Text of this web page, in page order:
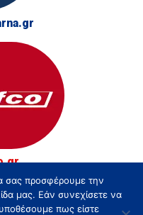
και Δάσος 2026
σας προσφέρουμε την
μας. Εάν συνεχίσετε να
πως είστε